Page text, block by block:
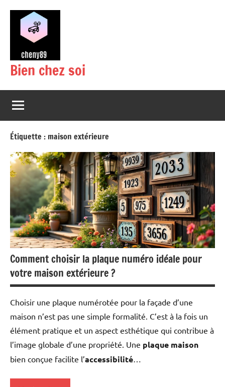
contenu
Bien chez soi
Étiquette : maison extérieure
Comment choisir la plaque numéro idéale pour
votre maison extérieure ?
Choisir une plaque numérotée pour la façade d’une
maison n’est pas une simple formalité. C’est à la fois un
élément pratique et un aspect esthétique qui contribue à
l’image globale d’une propriété. Une plaque maison
bien conçue facilite l’accessibilité…